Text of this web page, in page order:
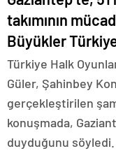
takımının
Büyükler
Türkiye Halk
Güler, Şahinbey
gerçekleştirilen
konuşmada,
duyduğunu söyledi.